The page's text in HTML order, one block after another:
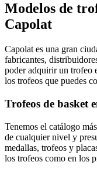
Modelos de
Capolat
Capolat es una gran
fabricantes,
poder adquirir un trofeo
los trofeos que puedes
Trofeos de basket
Tenemos el catálogo
de cualquier nivel y
medallas, trofeos y
los trofeos como en los